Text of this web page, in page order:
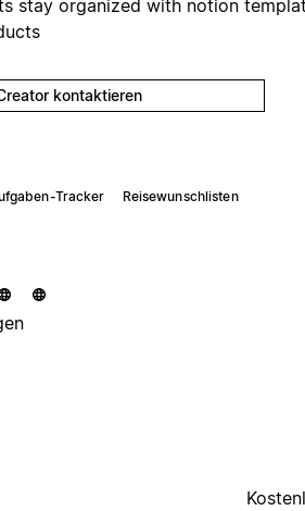
stay organized with notion
kontaktieren
Tracker Reisewunschlisten